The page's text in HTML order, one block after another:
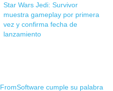
Star Wars Jedi: Survivor
muestra gameplay por primera
vez y confirma fecha de
lanzamiento
FromSoftware cumple su palabra